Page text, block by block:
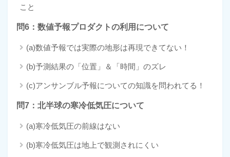
こと
問6：数値予報プロダクトの利用について
(a)数値予報では実際の地形は再現できてない！
(b)予測結果の「位置」＆「時間」のズレ
(c)アンサンブル予報についての知識を問われてる！
問7：北半球の寒冷低気圧について
(a)寒冷低気圧の前線はない
(b)寒冷低気圧は地上で観測されにくい